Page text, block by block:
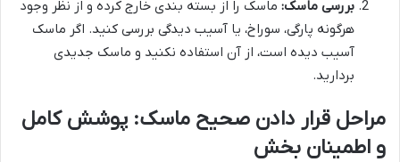
بررسی ماسک: ماسک را از بسته بندی خارج کرده و از نظر وجود
هرگونه پارگی، سوراخ، یا آسیب دیدگی بررسی کنید. اگر ماسک
آسیب دیده است، از آن استفاده نکنید و ماسک جدیدی
بردارید.
مراحل قرار دادن صحیح ماسک: پوشش کامل
و اطمینان بخش